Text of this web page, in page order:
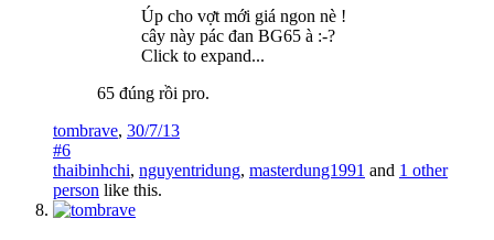
Úp cho vợt mới giá ngon nè !
cây này pác đan BG65 à :-?
Click to expand...
65 đúng rồi pro.
tombrave, 30/7/13
#6
thaibinhchi, nguyentridung, masterdung1991 and 1 other
person like this.